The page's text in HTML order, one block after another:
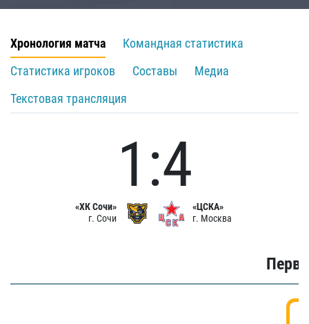
Хронология матча
Командная статистика
Статистика игроков
Составы
Медиа
Текстовая трансляция
«ХК Сочи»
г. Сочи
1:4
«ЦСКА»
г. Москва